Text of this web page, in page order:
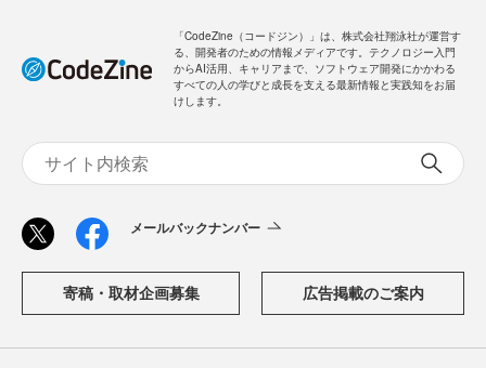
「CodeZine（コードジン）」は、株式会社翔泳社が運営す
る、開発者のための情報メディアです。テクノロジー入門
からAI活用、キャリアまで、ソフトウェア開発にかかわる
すべての人の学びと成長を支える最新情報と実践知をお届
けします。
メールバックナンバー
寄稿・取材企画募集 広告掲載のご案内